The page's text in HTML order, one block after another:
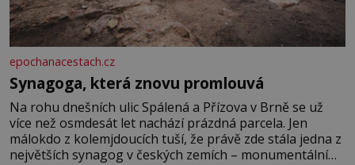
epochanacestach.cz
Synagoga, která znovu promlouvá
Na rohu dnešních ulic Spálená a Přízova v Brně se už
více než osmdesát let nachází prázdná parcela. Jen
málokdo z kolemjdoucích tuší, že právě zde stála jedna z
největších synagog v českých zemích – monumentální